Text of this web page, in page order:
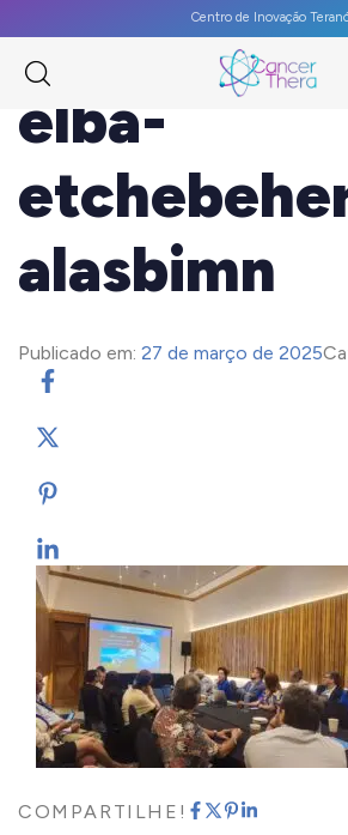
Centro de Inovação
elba-
alasbimn
Publicado em: 27 de março de 2025
COMPARTILHE!